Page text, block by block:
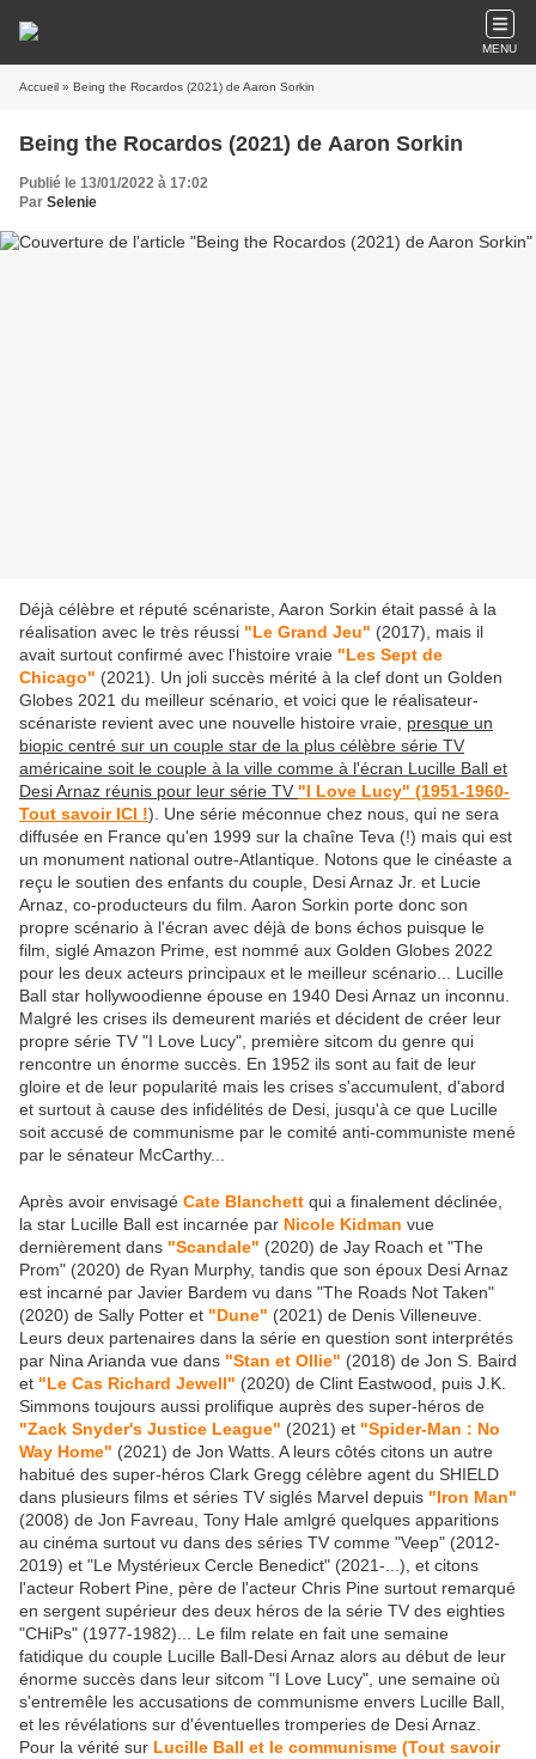
MENU
Accueil » Being the Rocardos (2021) de Aaron Sorkin
Being the Rocardos (2021) de Aaron Sorkin
Publié le 13/01/2022 à 17:02
Par Selenie
Déjà célèbre et réputé scénariste, Aaron Sorkin était passé à la
réalisation avec le très réussi "Le Grand Jeu" (2017), mais il
avait surtout confirmé avec l'histoire vraie "Les Sept de
Chicago" (2021). Un joli succès mérité à la clef dont un Golden
Globes 2021 du meilleur scénario, et voici que le réalisateur-
scénariste revient avec une nouvelle histoire vraie, presque un
biopic centré sur un couple star de la plus célèbre série TV
américaine soit le couple à la ville comme à l'écran Lucille Ball et
Desi Arnaz réunis pour leur série TV "I Love Lucy" (1951-1960-
Tout savoir ICI !). Une série méconnue chez nous, qui ne sera
diffusée en France qu'en 1999 sur la chaîne Teva (!) mais qui est
un monument national outre-Atlantique. Notons que le cinéaste a
reçu le soutien des enfants du couple, Desi Arnaz Jr. et Lucie
Arnaz, co-producteurs du film. Aaron Sorkin porte donc son
propre scénario à l'écran avec déjà de bons échos puisque le
film, siglé Amazon Prime, est nommé aux Golden Globes 2022
pour les deux acteurs principaux et le meilleur scénario... Lucille
Ball star hollywoodienne épouse en 1940 Desi Arnaz un inconnu.
Malgré les crises ils demeurent mariés et décident de créer leur
propre série TV "I Love Lucy", première sitcom du genre qui
rencontre un énorme succès. En 1952 ils sont au fait de leur
gloire et de leur popularité mais les crises s'accumulent, d'abord
et surtout à cause des infidélités de Desi, jusqu'à ce que Lucille
soit accusé de communisme par le comité anti-communiste mené
par le sénateur McCarthy...
Après avoir envisagé Cate Blanchett qui a finalement déclinée,
la star Lucille Ball est incarnée par Nicole Kidman vue
dernièrement dans "Scandale" (2020) de Jay Roach et "The
Prom" (2020) de Ryan Murphy, tandis que son époux Desi Arnaz
est incarné par Javier Bardem vu dans "The Roads Not Taken"
(2020) de Sally Potter et "Dune" (2021) de Denis Villeneuve.
Leurs deux partenaires dans la série en question sont interprétés
par Nina Arianda vue dans "Stan et Ollie" (2018) de Jon S. Baird
et "Le Cas Richard Jewell" (2020) de Clint Eastwood, puis J.K.
Simmons toujours aussi prolifique auprès des super-héros de
"Zack Snyder's Justice League" (2021) et "Spider-Man : No
Way Home" (2021) de Jon Watts. A leurs côtés citons un autre
habitué des super-héros Clark Gregg célèbre agent du SHIELD
dans plusieurs films et séries TV siglés Marvel depuis "Iron Man"
(2008) de Jon Favreau, Tony Hale amlgré quelques apparitions
au cinéma surtout vu dans des séries TV comme "Veep" (2012-
2019) et "Le Mystérieux Cercle Benedict" (2021-...), et citons
l'acteur Robert Pine, père de l'acteur Chris Pine surtout remarqué
en sergent supérieur des deux héros de la série TV des eighties
"CHiPs" (1977-1982)... Le film relate en fait une semaine
fatidique du couple Lucille Ball-Desi Arnaz alors au début de leur
énorme succès dans leur sitcom "I Love Lucy", une semaine où
s'entremêle les accusations de communisme envers Lucille Ball,
et les révélations sur d'éventuelles tromperies de Desi Arnaz.
Pour la vérité sur Lucille Ball et le communisme (Tout savoir